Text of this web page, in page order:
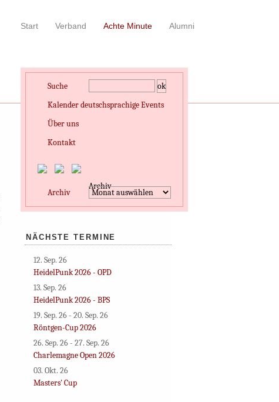
Start Verband Achte Minute Alumni
Suche
Kalender deutschsprachige Events
Über uns
Kontakt
Archiv
Archiv
NÄCHSTE TERMINE
12. Sep. 26
HeidelPunk 2026 - OPD
13. Sep. 26
HeidelPunk 2026 - BPS
19. Sep. 26 - 20. Sep. 26
Röntgen-Cup 2026
26. Sep. 26 - 27. Sep. 26
Charlemagne Open 2026
03. Okt. 26
Masters' Cup